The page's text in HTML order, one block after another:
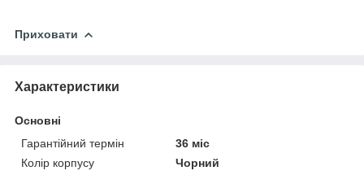
Приховати
Характеристики
Основні
Гарантійний термін
36 міс
Колір корпусу
Чорний